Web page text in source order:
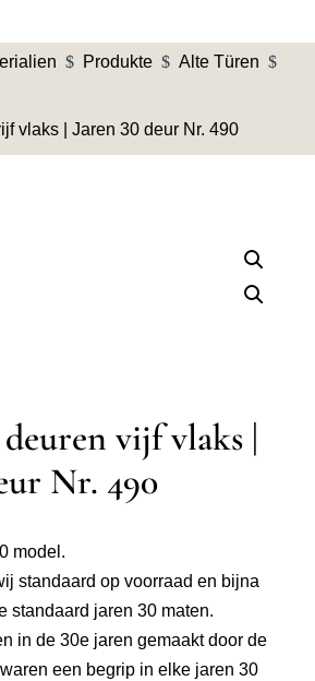
$ Produkte $ Alte Türen $
vlaks | Jaren 30 deur Nr. 490
vijf vlaks |
Nr. 490
model.
standaard op voorraad en bijna
standaard jaren 30 maten.
in de 30e jaren gemaakt door de
een begrip in elke jaren 30